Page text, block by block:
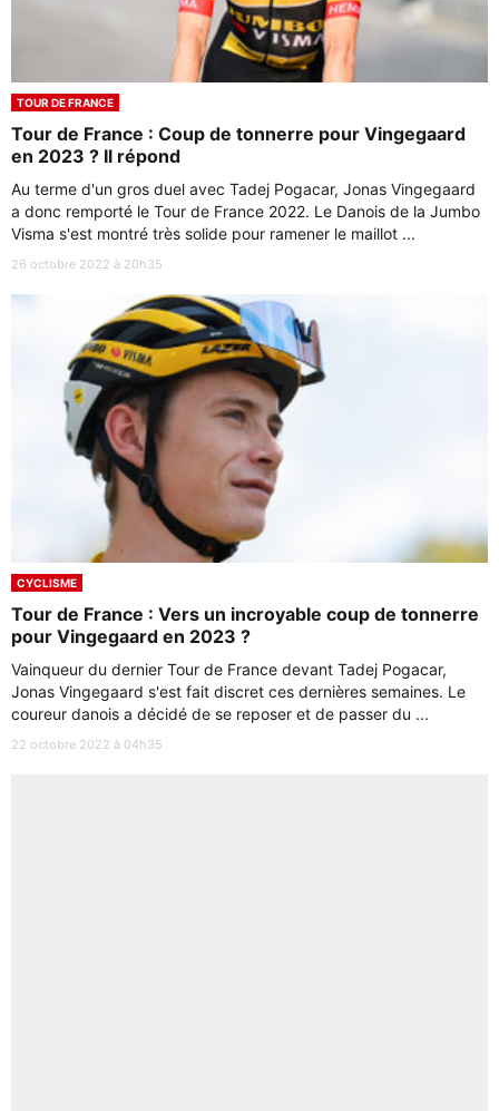
TOUR DE FRANCE
Tour de France : Coup de tonnerre pour Vingegaard
en 2023 ? Il répond
Au terme d'un gros duel avec Tadej Pogacar, Jonas Vingegaard
a donc remporté le Tour de France 2022. Le Danois de la Jumbo
Visma s'est montré très solide pour ramener le maillot ...
26 octobre 2022 à 20h35
CYCLISME
Tour de France : Vers un incroyable coup de tonnerre
pour Vingegaard en 2023 ?
Vainqueur du dernier Tour de France devant Tadej Pogacar,
Jonas Vingegaard s'est fait discret ces dernières semaines. Le
coureur danois a décidé de se reposer et de passer du ...
22 octobre 2022 à 04h35